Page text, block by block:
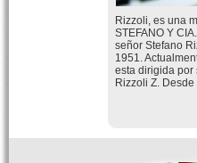
Rizzoli, es una
STEFANO Y
señor Stefano
1951.
esta dirigida por
Rizzoli Z.